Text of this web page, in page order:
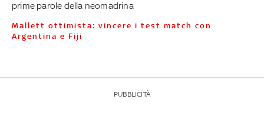
prime parole della neomadrina
Mallett ottimista: vincere i test match con
Argentina e Fiji
PUBBLICITÀ